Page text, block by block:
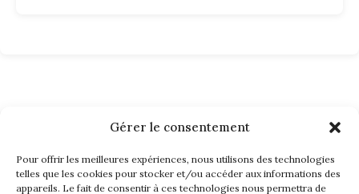
Gérer le consentement
Pour offrir les meilleures expériences, nous utilisons des technologies
telles que les cookies pour stocker et/ou accéder aux informations des
appareils. Le fait de consentir à ces technologies nous permettra de